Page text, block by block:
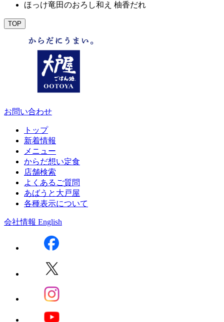
ほっけ竜田のおろし和え 柚香だれ
TOP
お問い合わせ
トップ
新着情報
メニュー
からだ想い定食
店舗検索
よくあるご質問
あばうと大戸屋
各種表示について
会社情報 English